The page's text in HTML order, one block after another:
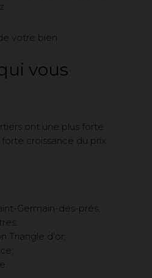
votre bien.
vous
ont une plus forte
croissance du prix
Germain-des-prés;
Triangle d’or;